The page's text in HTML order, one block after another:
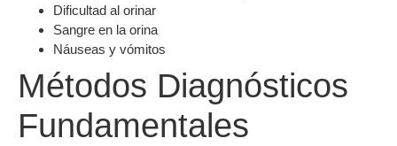
Dificultad al orinar
Sangre en la orina
Náuseas y vómitos
Métodos Diagnósticos
Fundamentales